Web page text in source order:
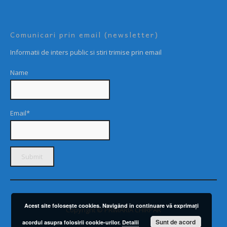
Comunicari prin email (newsletter)
Informatii de inters public si stiri trimise prin email
Name
Email*
Copyright © PRIMARIA CHIRPĂR
Acest site foloseşte cookies. Navigând în continuare vă exprimaţi
acordul asupra folosirii cookie-urilor. Detalii Sunt de acord